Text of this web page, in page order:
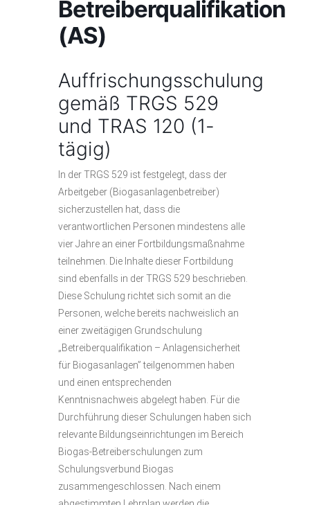
Betreiberqualifikation
(AS)
Auffrischungsschulung
gemäß TRGS 529
und TRAS 120 (1-
tägig)
In der TRGS 529 ist festgelegt, dass der
Arbeitgeber (Biogasanlagenbetreiber)
sicherzustellen hat, dass die
verantwortlichen Personen mindestens alle
vier Jahre an einer Fortbildungsmaßnahme
teilnehmen. Die Inhalte dieser Fortbildung
sind ebenfalls in der TRGS 529 beschrieben.
Diese Schulung richtet sich somit an die
Personen, welche bereits nachweislich an
einer zweitägigen Grundschulung
„Betreiberqualifikation – Anlagensicherheit
für Biogasanlagen” teilgenommen haben
und einen entsprechenden
Kenntnisnachweis abgelegt haben. Für die
Durchführung dieser Schulungen haben sich
relevante Bildungseinrichtungen im Bereich
Biogas-Betreiberschulungen zum
Schulungsverbund Biogas
zusammengeschlossen. Nach einem